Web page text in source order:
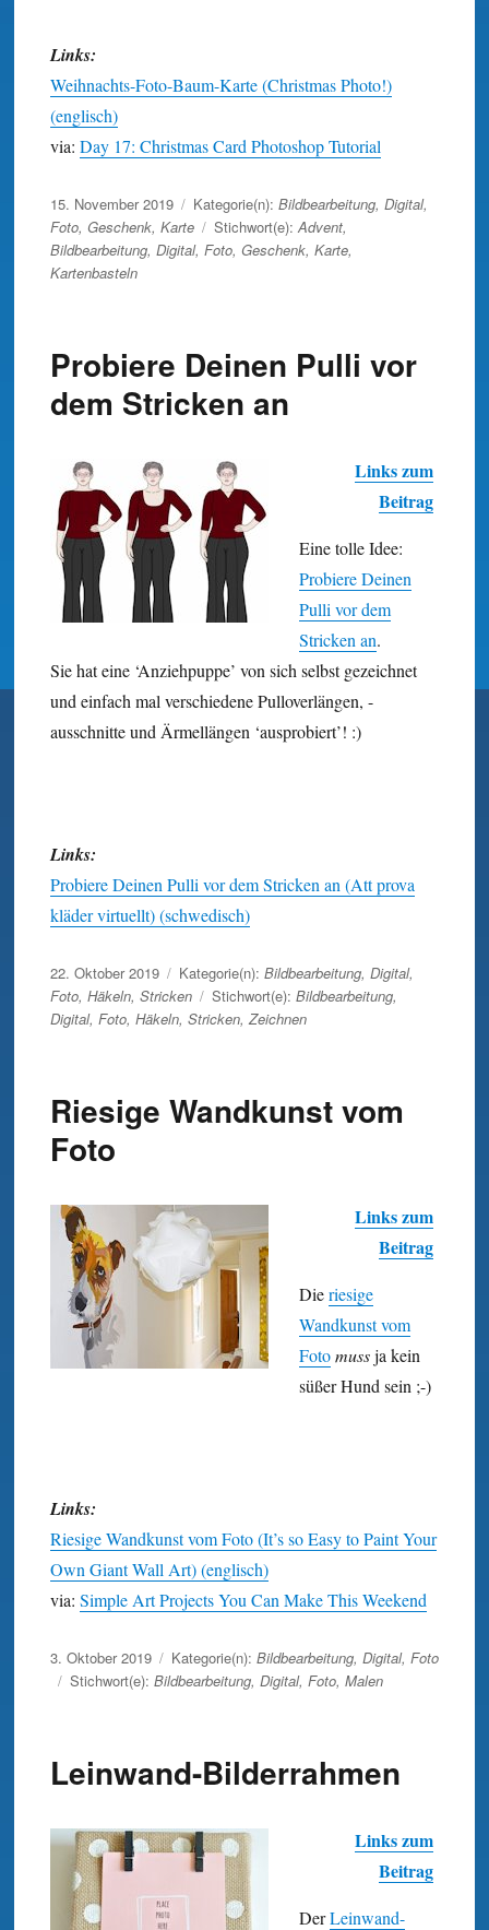
Links:
Weihnachts-Foto-Baum-Karte (Christmas Photo!)
(englisch)
via: Day 17: Christmas Card Photoshop Tutorial
Veröffentlicht
am
15. November 2019 Kategorie(n): Bildbearbeitung, Digital,
Foto, Geschenk, Karte Stichwort(e):Advent,
Bildbearbeitung, Digital, Foto, Geschenk, Karte,
Kartenbasteln
Probiere Deinen Pulli vor
dem Stricken an
Links zum
Beitrag
Eine tolle Idee:
Probiere Deinen
Pulli vor dem
Stricken an.
Sie hat eine ‘Anzieh­puppe’ von sich selbst gezeichnet
und einfach mal verschiedene Pullover­längen, -
ausschnitte und Ärmel­längen ‘ausprobiert’! :)
Links:
Probiere Deinen Pulli vor dem Stricken an (Att prova
kläder virtuellt) (schwedisch)
Veröffentlicht
am
22. Oktober 2019 Kategorie(n): Bildbearbeitung, Digital,
Foto, Häkeln, Stricken Stichwort(e): Bildbearbeitung,
Digital, Foto, Häkeln, Stricken,Zeichnen
Riesige Wandkunst vom
Foto
Links zum
Beitrag
Dieriesige
Wandkunst vom
Fotomussja kein
süßer Hund sein ;-)
Links:
Riesige Wandkunst vom Foto (It’s so Easy to Paint Your
Own Giant Wall Art) (englisch)
via: Simple Art Projects You Can Make This Weekend
Veröffentlicht
am
3. Oktober 2019 Kategorie(n): Bildbearbeitung, Digital, Foto
Stichwort(e): Bildbearbeitung, Digital, Foto, Malen
Leinwand-Bilderrahmen
Links zum
Beitrag
DerLein­wand-